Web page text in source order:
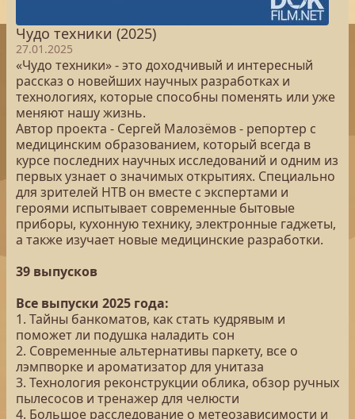
Чудо техники (2025)
27.01.2025
«Чудо техники» - это доходчивый и интересный
рассказ о новейших научных разработках и
технологиях, которые способны поменять или уже
меняют нашу жизнь.
Автор проекта - Сергей Малозёмов - репортер с
медицинским образованием, который всегда в
курсе последних научных исследований и одним из
первых узнает о значимых открытиях. Специально
для зрителей НТВ он вместе с экспертами и
героями испытывает современные бытовые
приборы, кухонную технику, электронные гаджеты,
а также изучает новые медицинские разработки.
39 выпусков
Все выпуски 2025 года:
1. Тайны банкоматов, как стать кудрявым и
поможет ли подушка наладить сон
2. Современные альтернативы паркету, все о
лэмпворке и ароматизатор для унитаза
3. Технология реконструкции облика, обзор ручных
пылесосов и тренажер для челюсти
4. Большое расследование о метеозависимости и